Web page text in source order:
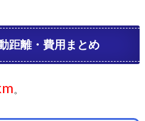
距離・費用まとめ
。